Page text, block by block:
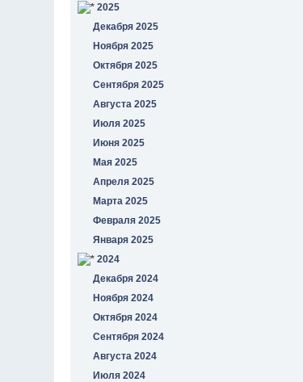
2025
Декабря 2025
Ноября 2025
Октября 2025
Сентября 2025
Августа 2025
Июля 2025
Июня 2025
Мая 2025
Апреля 2025
Марта 2025
Февраля 2025
Января 2025
2024
Декабря 2024
Ноября 2024
Октября 2024
Сентября 2024
Августа 2024
Июля 2024